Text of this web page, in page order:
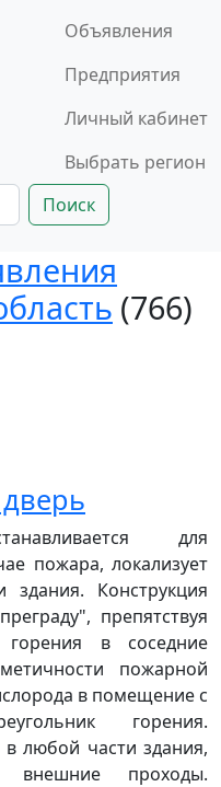
Объявления
Предприятия
Личный кабинет
Выбрать регион
Поиск
(766)
для
пожара, локализует
здания. Конструкция
препятствуя
горения в соседние
пожарной
в помещение с
горения.
любой части здания,
внешние проходы.